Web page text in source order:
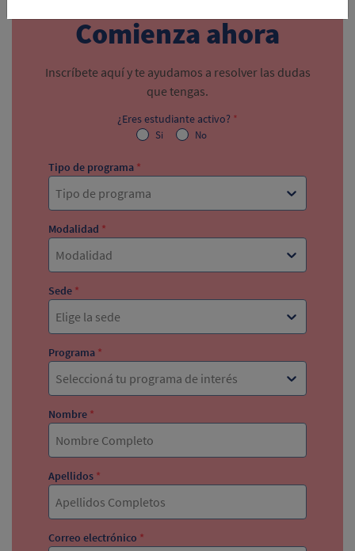
Comienza ahora
Inscríbete aquí y te ayudamos a resolver las dudas
que tengas.
¿Eres estudiante activo? *
Si No
Tipo de programa *
Tipo de programa
Modalidad *
Modalidad
Sede *
Elige la sede
Programa *
Seleccioná tu programa de interés
Nombre *
Apellidos *
Correo electrónico *